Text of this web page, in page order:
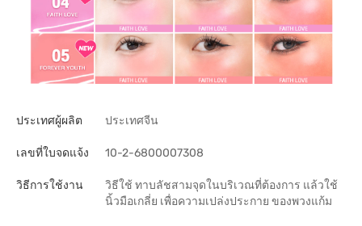
ประเทศผู้ผลิต ประเทศจีน
เลขที่ใบจดแจ้ง 10-2-6800007308
วิธีการใช้งาน
วิธีใช้ ทาบลัชสามจุดในบริเวณที่ต้องการ แล้วใช้
นิ้วมือเกลี่ย เพื่อความเปล่งประกาย ของพวงแก้ม